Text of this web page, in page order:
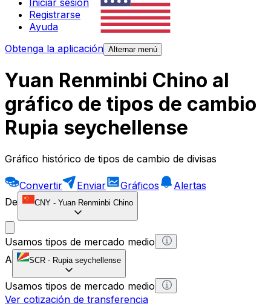
Iniciar sesión
Registrarse
Ayuda
Obtenga la aplicación Alternar menú
Yuan Renminbi Chino al
gráfico de tipos de cambio
Rupia seychellense
Gráfico histórico de tipos de cambio de divisas
Convertir Enviar Gráficos
Alertas
De
CNY - Yuan Renminbi Chino
Usamos tipos de mercado medio
A
SCR - Rupia seychellense
Usamos tipos de mercado medio
Ver cotización de transferencia